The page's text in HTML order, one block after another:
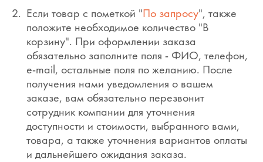
Если товар с пометкой "По запросу", также
положите необходимое количество "В
корзину". При оформлении заказа
обязательно заполните поля - ФИО, телефон,
e-mail, остальные поля по желанию. После
получения нами уведомления о вашем
заказе, вам обязательно перезвонит
сотрудник компании для уточнения
доступности и стоимости, выбранного вами,
товара, а также уточнения вариантов оплаты
и дальнейшего ожидания заказа.